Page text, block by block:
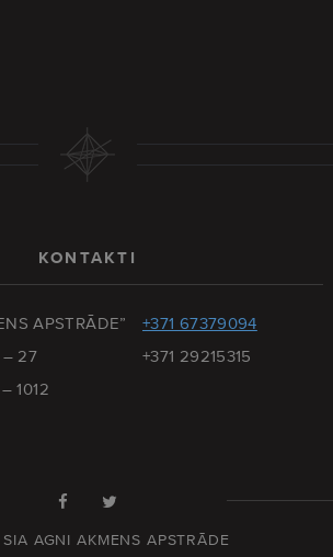
KONTAKTI
APSTRĀDE”
– 27
1012
+371 67379094
+371 29215315
AGNI AKMENS APSTRĀDE